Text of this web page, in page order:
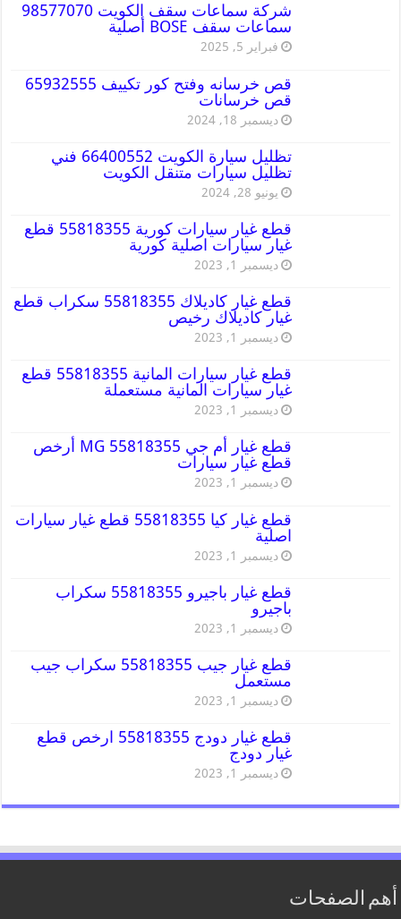
شركة سماعات سقف الكويت 98577070
سماعات سقف BOSE أصلية
فبراير 5, 2025
قص خرسانه وفتح كور تكييف 65932555
قص خرسانات
ديسمبر 18, 2024
تظليل سيارة الكويت 66400552 فني
تظليل سيارات متنقل الكويت
يونيو 28, 2024
قطع غيار سيارات كورية 55818355 قطع
غيار سيارات اصلية كورية
ديسمبر 1, 2023
قطع غيار كاديلاك 55818355 سكراب قطع
غيار كاديلاك رخيص
ديسمبر 1, 2023
قطع غيار سيارات المانية 55818355 قطع
غيار سيارات المانية مستعملة
ديسمبر 1, 2023
قطع غيار أم جي MG 55818355 أرخص
قطع غيار سيارات
ديسمبر 1, 2023
قطع غيار كيا 55818355 قطع غيار سيارات
اصلية
ديسمبر 1, 2023
قطع غيار باجيرو 55818355 سكراب
باجيرو
ديسمبر 1, 2023
قطع غيار جيب 55818355 سكراب جيب
مستعمل
ديسمبر 1, 2023
قطع غيار دودج 55818355 ارخص قطع
غيار دودج
ديسمبر 1, 2023
أهم الصفحات